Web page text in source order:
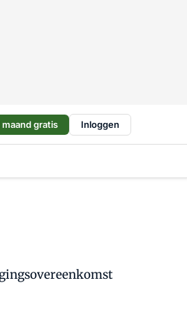
maand gratis Inloggen